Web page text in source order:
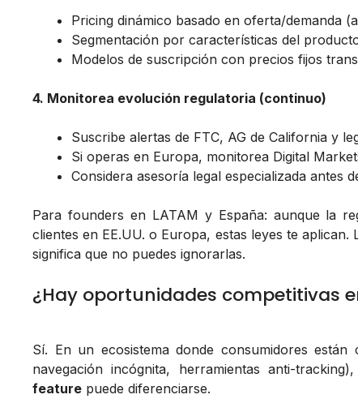
Pricing dinámico basado en oferta/demanda
Segmentación por características del
Modelos de suscripción con precios fijos
4. Monitorea evolución regulatoria (continuo)
Suscribe alertas de FTC, AG de California y
Si operas en Europa, monitorea Digital
Considera asesoría legal especializada antes
Para founders en LATAM y España: aunque la
clientes en EE.UU. o Europa, estas leyes te
significa que no puedes ignorarlas.
¿Hay oportunidades competitivas
Sí. En un ecosistema donde consumidores
navegación incógnita, herramientas anti-
feature puede diferenciarse.